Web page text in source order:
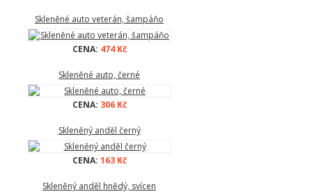
Skleněné auto veterán, šampáňo
CENA: 474 Kč
Skleněné auto, černé
CENA: 306 Kč
Skleněný anděl černý
CENA: 163 Kč
Skleněný anděl hnědý, svícen